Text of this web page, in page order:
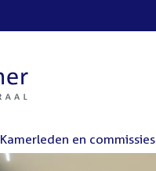
Kamerleden en commissies